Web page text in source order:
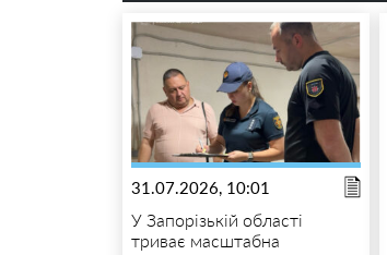
31.07.2026, 10:01
У Запорізькій області
триває масштабна